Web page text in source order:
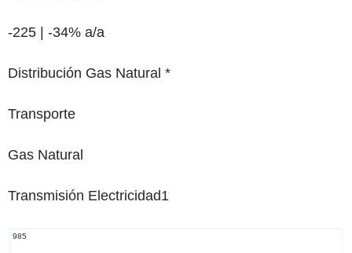
-225 | -34% a/a
Distribución Gas Natural *
Transporte
Gas Natural
Transmisión Electricidad1
985